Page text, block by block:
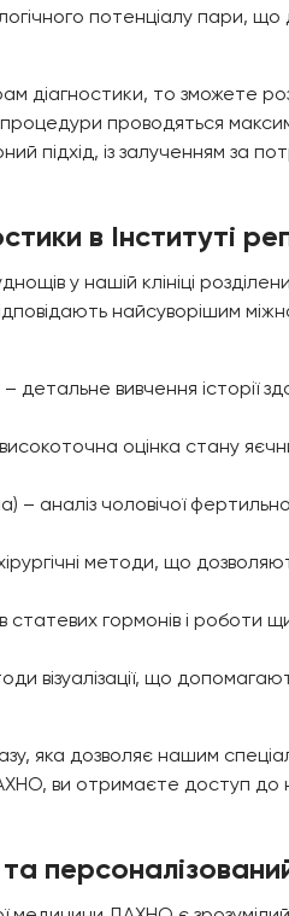
потенціалу пари, що
то зможете
процедури проводяться
підхід, із залученням за
в Інституті
у нашій клініці
найсуворішим
– детальне вивчення історії
оцінка стану
аналіз чоловічої
методи, що
статевих гормонів і роботи
візуалізації, що
яка дозволяє нашим
ви отримаєте доступ до